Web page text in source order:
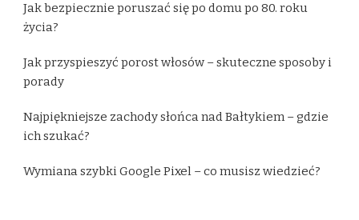
Jak bezpiecznie poruszać się po domu po 80. roku
życia?
Jak przyspieszyć porost włosów – skuteczne sposoby i
porady
Najpiękniejsze zachody słońca nad Bałtykiem – gdzie
ich szukać?
Wymiana szybki Google Pixel – co musisz wiedzieć?